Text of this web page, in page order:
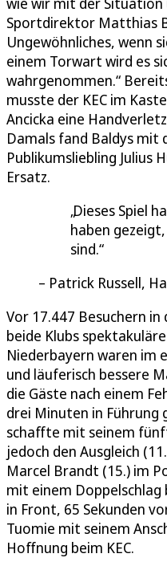
Sportdirektor Matthias
Ungewöhnliches, wenn
einem Torwart wird es
wahrgenommen.“
musste der KEC im
Ancicka eine
Damals fand Baldys mit
Publikumsliebling Julius
Ersatz.
Dieses Spiel
haben
sind.
Patrick Russell,
Vor 17.447 Besuchern
beide Klubs
Niederbayern waren im
und läuferisch bessere
die Gäste nach einem
drei Minuten in Führung
schaffte mit seinem
jedoch den Ausgleich
Marcel Brandt (15.) im
mit einem Doppelschlag
in Front, 65 Sekunden
Tuomie mit seinem
Hoffnung beim KEC.